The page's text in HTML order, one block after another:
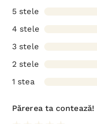
5 stele
4 stele
3 stele
2 stele
1 stea
Părerea ta contează!